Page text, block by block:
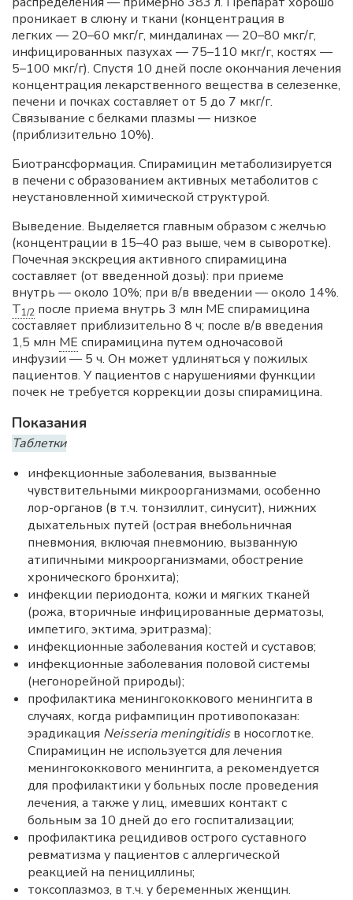
проникает в слюну и ткани (концентрация в
легких — 20–60 мкг/г, миндалинах — 20–80 мкг/г,
инфицированных пазухах — 75–110 мкг/г, костях —
5–100 мкг/г). Спустя 10 дней после окончания лечения
концентрация лекарственного вещества в селезенке,
печени и почках составляет от 5 до 7 мкг/г.
Связывание с белками плазмы — низкое
(приблизительно 10%).
Биотрансформация. Спирамицин метаболизируется
в печени с образованием активных метаболитов с
неустановленной химической структурой.
Выведение. Выделяется главным образом с желчью
(концентрации в 15–40 раз выше, чем в сыворотке).
Почечная экскреция активного спирамицина
составляет (от введенной дозы): при приеме
внутрь — около 10%; при в/в введении — около 14%.
T1/2 после приема внутрь 3 млн ME спирамицина
составляет приблизительно 8 ч; после в/в введения
1,5 млн МЕ спирамицина путем одночасовой
инфузии — 5 ч. Он может удлиняться у пожилых
пациентов. У пациентов с нарушениями функции
почек не требуется коррекции дозы спирамицина.
Показания
Таблетки
инфекционные заболевания, вызванные
чувствительными микроорганизмами, особенно
лор-органов (в т.ч. тонзиллит, синусит), нижних
дыхательных путей (острая внебольничная
пневмония, включая пневмонию, вызванную
атипичными микроорганизмами, обострение
хронического бронхита);
инфекции периодонта, кожи и мягких тканей
(рожа, вторичные инфицированные дерматозы,
импетиго, эктима, эритразма);
инфекционные заболевания костей и суставов;
инфекционные заболевания половой системы
(негонорейной природы);
профилактика менингококкового менингита в
случаях, когда рифампицин противопоказан:
эрадикация Neisseria meningitidisв носоглотке.
Спирамицин не используется для лечения
менингококкового менингита, а рекомендуется
для профилактики у больных после проведения
лечения, а также у лиц, имевших контакт с
больным за 10 дней до его госпитализации;
профилактика рецидивов острого суставного
ревматизма у пациентов с аллергической
реакцией на пенициллины;
токсоплазмоз, в т.ч. у беременных женщин.